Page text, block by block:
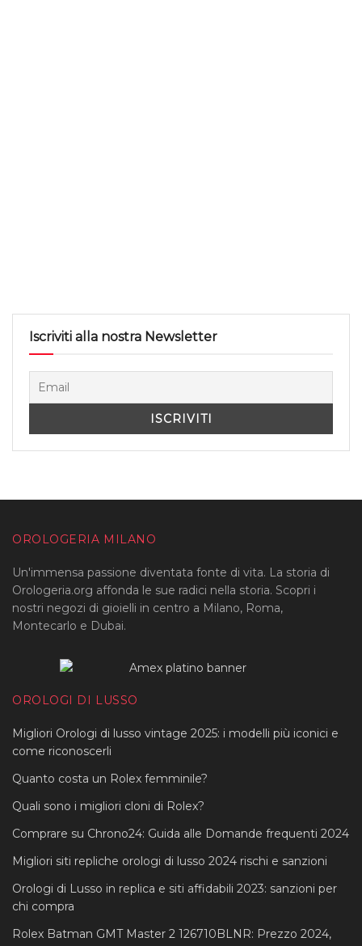
Iscriviti alla nostra Newsletter
OROLOGERIA MILANO
Un'immensa passione diventata fonte di vita. La storia di
Orologeria.org affonda le sue radici nella storia. Scopri i
nostri negozi di gioielli in centro a Milano, Roma,
Montecarlo e Dubai.
OROLOGI DI LUSSO
Migliori Orologi di lusso vintage 2025: i modelli più iconici e
come riconoscerli
Quanto costa un Rolex femminile?
Quali sono i migliori cloni di Rolex?
Comprare su Chrono24: Guida alle Domande frequenti 2024
Migliori siti repliche orologi di lusso 2024 rischi e sanzioni
Orologi di Lusso in replica e siti affidabili 2023: sanzioni per
chi compra
Rolex Batman GMT Master 2 126710BLNR: Prezzo 2024,